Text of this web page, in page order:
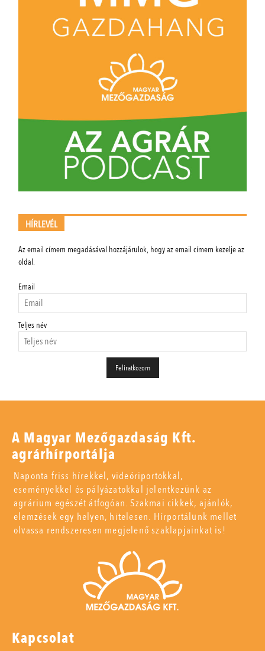
HÍRLEVÉL
Az email címem megadásával hozzájárulok, hogy az email címem kezelje az
oldal.
Email
Teljes név
A Magyar Mezőgazdaság Kft.
agrárhírportálja
Naponta friss hírekkel, videóriportokkal,
eseményekkel és pályázatokkal jelentkezünk az
agrárium egészét átfogóan. Szakmai cikkek, ajánlók,
elemzések egy helyen, hitelesen. Hírportálunk mellet
olvassa rendszeresen megjelenő szaklapjainkat is!
Kapcsolat